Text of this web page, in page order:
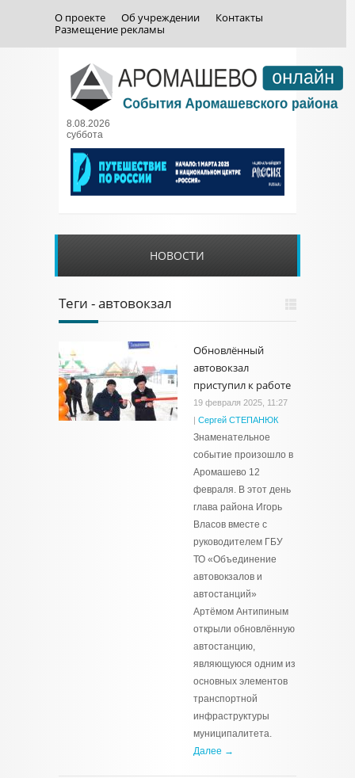
О проекте Об учреждении
Контакты
Размещение рекламы
8.08.2026
суббота
НОВОСТИ
Теги - автовокзал
Обновлённый
автовокзал
приступил к работе
19 февраля 2025, 11:27
| Сергей СТЕПАНЮК
Знаменательное
событие произошло в
Аромашево 12
февраля. В этот день
глава района Игорь
Власов вместе с
руководителем ГБУ
ТО «Объединение
автовокзалов и
автостанций»
Артёмом Антипиным
открыли обновлённую
автостанцию,
являющуюся одним из
основных элементов
транспортной
инфраструктуры
муниципалитета.
Далее →